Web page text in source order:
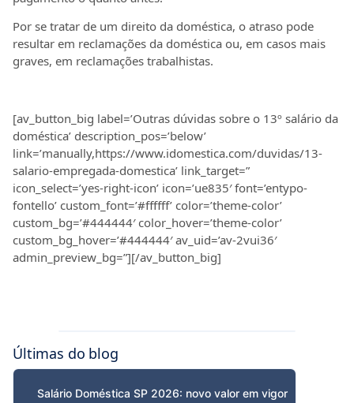
Por se tratar de um direito da doméstica, o atraso pode
resultar em reclamações da doméstica ou, em casos mais
graves, em reclamações trabalhistas.
[av_button_big label=’Outras dúvidas sobre o 13º salário da
doméstica’ description_pos=’below’
link=’manually,https://www.idomestica.com/duvidas/13-
salario-empregada-domestica’ link_target=”
icon_select=’yes-right-icon’ icon=’ue835′ font=’entypo-
fontello’ custom_font=’#ffffff’ color=’theme-color’
custom_bg=’#444444′ color_hover=’theme-color’
custom_bg_hover=’#444444′ av_uid=’av-2vui36′
admin_preview_bg=”][/av_button_big]
Últimas do blog
Salário Doméstica SP 2026: novo valor em vigor